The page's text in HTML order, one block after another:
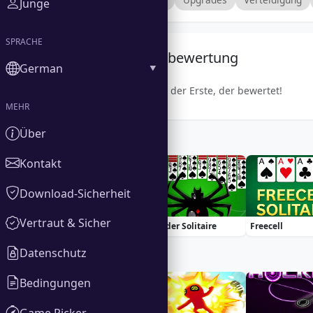
Gemeinschaftsbewertung
Sei der Erste, der bewertet!
Basketball Stars Spider Solitaire Freecell
Trending Games
Junge
SPRACHE
German
MEHR
Über
Kontakt
Download-Sicherheit
Vertraut & Sicher
Datenschutz
Bedingungen